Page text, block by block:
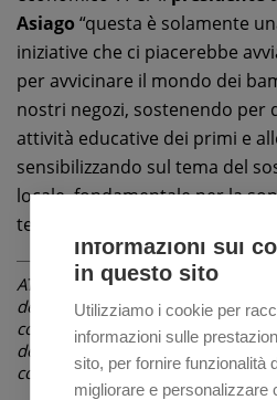
Asiago “questa è solamente
iniziative che ci piacerebbe
per avvicinare il mondo dei
nostri negozi, sostenendo per
attività educative dei primi e
sensibilizzando sul tema del
locale, fondamentale per la
tessuto economico”.
ATTENZIONE: La notizia è riferita
dell'articolo indicata in alto, sotto
contenute possono pertanto, nel
delle variazioni non riportate in
comunicazioni successive o non
Informazioni sui
in questo sito
Utilizziamo i cookie per
informazioni sulle
sito, per fornire funzionalità
migliorare e personalizzare